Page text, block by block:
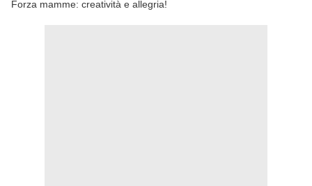
Forza mamme: creatività e allegria!